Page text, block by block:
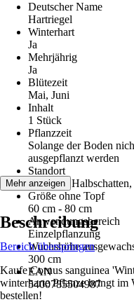
Deutscher Name
Hartriegel
Winterhart
Ja
Mehrjährig
Ja
Blütezeit
Mai, Juni
Inhalt
1 Stück
Pflanzzeit
Solange der Boden
ausgepflanzt werden
Standort
Schatten,
Größe ohne Topf
60 cm - 80 cm
Anwendungsbereich
Einzelpflanzung
Wuchshöhe
300 cm
EAN
5400785504987
Mehr anzeigen
Beschreibung
Bereich überspringen
Kaufe Cornus sanguinea
winterharte Pflanze bringt im
bestellen!